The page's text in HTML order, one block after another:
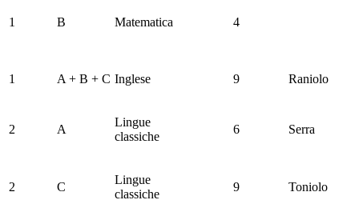
1 B Matematica 4
1 A + B + C Inglese 9 Raniolo
2 A
Lingue
classiche
6 Serra
2 C
Lingue
classiche
9 Toniolo